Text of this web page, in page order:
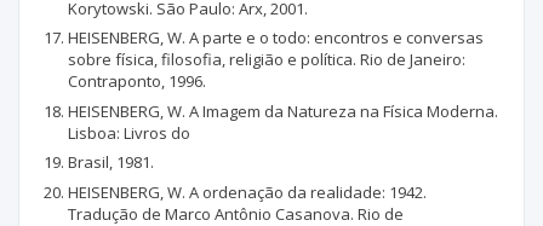
Korytowski. São Paulo: Arx, 2001.
HEISENBERG, W. A parte e o todo: encontros e conversas
sobre física, filosofia, religião e política. Rio de Janeiro:
Contraponto, 1996.
HEISENBERG, W. A Imagem da Natureza na Física Moderna.
Lisboa: Livros do
Brasil, 1981.
HEISENBERG, W. A ordenação da realidade: 1942.
Tradução de Marco Antônio Casanova. Rio de